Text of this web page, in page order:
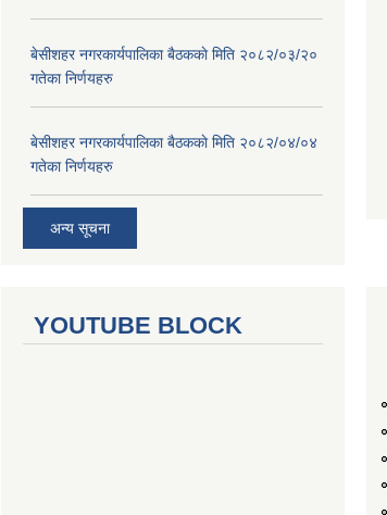
बे‍‍सीशहर नगरकार्यपालिका बैठककाे मिति २०८२/०३/२०
गतेका निर्णयहरु
बे‍‍सीशहर नगरकार्यपालिका बैठककाे मिति २०८२/०४/०४
गतेका निर्णयहरु
अन्य सूचना
YOUTUBE BLOCK